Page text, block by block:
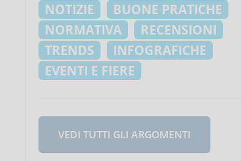
NOTIZIE
BUONE PRATICHE
NORMATIVA
RECENSIONI
TRENDS
INFOGRAFICHE
EVENTI E FIERE
VEDI TUTTI GLI ARGOMENTI